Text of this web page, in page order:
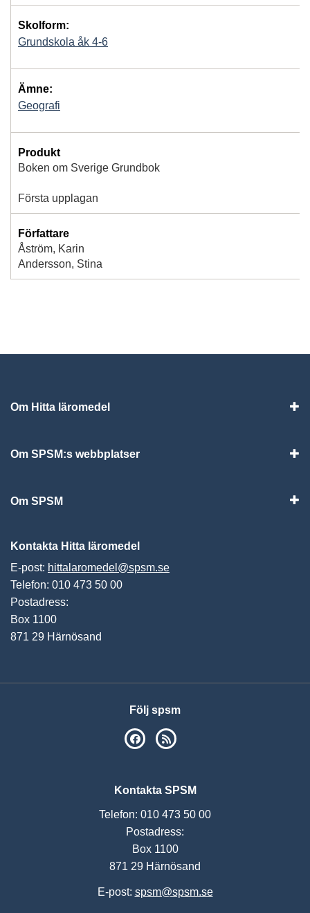
Skolform:
Grundskola åk 4-6
Ämne:
Geografi
Produkt
Boken om Sverige Grundbok
Första upplagan
Författare
Åström, Karin
Andersson, Stina
Om Hitta läromedel
Om SPSM:s webbplatser
Om SPSM
Kontakta Hitta läromedel
E-post: hittalaromedel@spsm.se
Telefon: 010 473 50 00
Postadress:
Box 1100
871 29 Härnösand
Följ spsm
SPSM på Facebook
Kontakta SPSM
Telefon: 010 473 50 00
Postadress:
Box 1100
871 29 Härnösand
E-post: spsm@spsm.se